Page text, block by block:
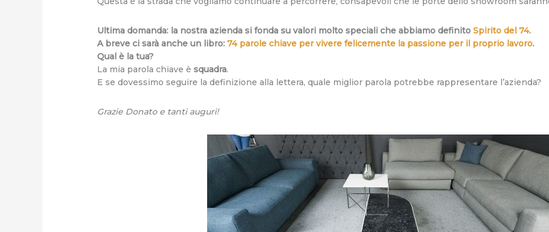
Ultima domanda: la nostra azienda si fonda su valori molto speciali che abbiamo definitoSpirito del 74.
A breve ci sarà anche un libro:74 parole chiave per vivere felicemente la passione per il proprio lavoro.
Qual è la tua?
La mia parola chiave èsquadra.
E se dovessimo seguire la definizione alla lettera, quale miglior parola potrebbe rappresentare l’azienda?
Grazie Donato e tanti auguri!